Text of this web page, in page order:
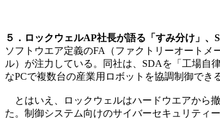
５．ロックウェルAP社長が語る「すみ分け」
ソフトウエア定義のFA（ファクトリーオートメ
ル）が注力している。同社は、SDAを「工場自
なPCで複数台の産業用ロボットを協調制御でき
とはいえ、ロックウェルはハードウエアから
た。制御システム向けのサイバーセキュリティ